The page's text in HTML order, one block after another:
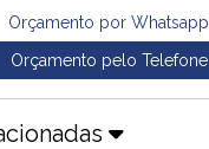
Orçamento por Whatsapp
Orçamento pelo Telefone